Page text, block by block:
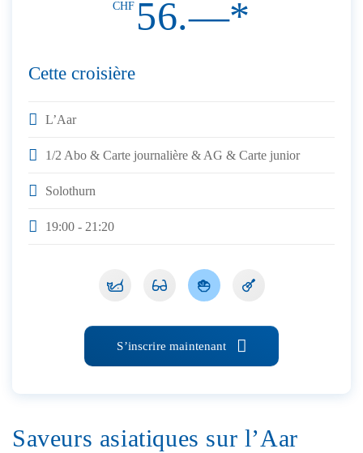
CHF 56.—*
Cette croisière
L’Aar
1/2 Abo & Carte journalière & AG & Carte junior
Solothurn
19:00 - 21:20
S’inscrire maintenant
Saveurs asiatiques sur l’Aar